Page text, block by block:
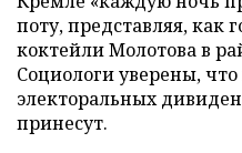
поту, представляя, как
коктейли Молотова в
Социологи уверены,
электоральных
принесут.